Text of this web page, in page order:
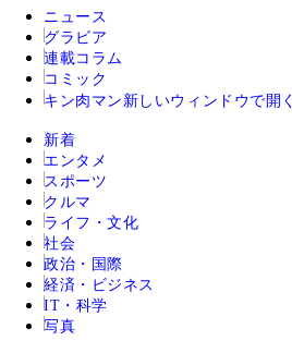
ニュース
グラビア
連載コラム
コミック
キン肉マン 新しいウィンドウで開く
新着
エンタメ
スポーツ
クルマ
ライフ・文化
社会
政治・国際
経済・ビジネス
IT・科学
写真